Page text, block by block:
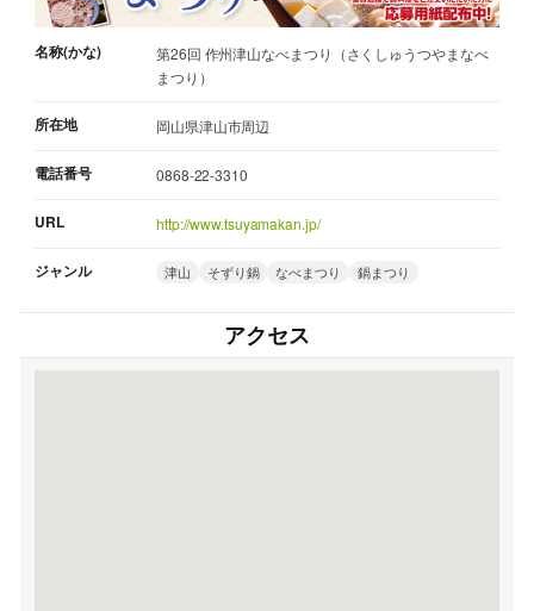
名称(かな)
第26回 作州津山なべまつり（さくしゅうつやまなべ
まつり）
所在地 岡山県津山市周辺
電話番号 0868-22-3310
URL http://www.tsuyamakan.jp/
ジャンル 津山 そずり鍋 なべまつり 鍋まつり
アクセス